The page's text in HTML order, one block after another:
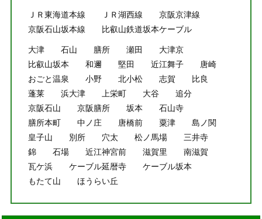
ＪＲ東海道本線 ＪＲ湖西線
京阪京津線
京阪石山坂本線
比叡山鉄道坂本ケーブル
大津 石山 膳所 瀬田
大津京
比叡山坂本
和邇 堅田 近江舞子
唐崎
おごと温泉
小野 北小松 志賀
比良
蓬莱
浜大津 上栄町 大谷
追分
京阪石山
京阪膳所 坂本
石山寺
膳所本町
中ノ庄 唐橋前 粟津
島ノ関
皇子山
別所 穴太 松ノ馬場
三井寺
錦
石場 近江神宮前 滋賀里
南滋賀
瓦ケ浜
ケーブル延暦寺
ケーブル坂本
もたて山
ほうらい丘